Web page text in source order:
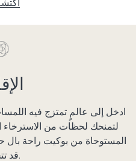
ادخل إلى عالمٍ تمتزج فيه
لتمنحك لحظات من الاسترخاء
المستوحاة من بوكيت راحة بال
قد تتخيلها.